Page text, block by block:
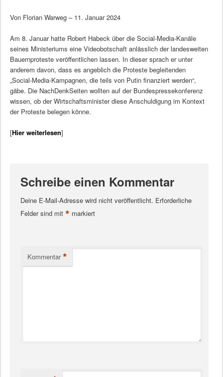
Von Florian Warweg – 11. Januar 2024
Am 8. Januar hatte Robert Habeck über die Social-Media-Kanäle
seines Ministeriums eine Videobotschaft anlässlich der landesweiten
Bauernproteste veröffentlichen lassen. In dieser sprach er unter
anderem davon, dass es angeblich die Proteste begleitenden
„Social-Media-Kampagnen, die teils von Putin finanziert werden“,
gäbe. Die NachDenkSeiten wollten auf der Bundespressekonferenz
wissen, ob der Wirtschaftsminister diese Anschuldigung im Kontext
der Proteste belegen könne.
[Hier weiterlesen]
Schreibe einen Kommentar
Deine E-Mail-Adresse wird nicht veröffentlicht. Erforderliche
Felder sind mit * markiert
Kommentar *